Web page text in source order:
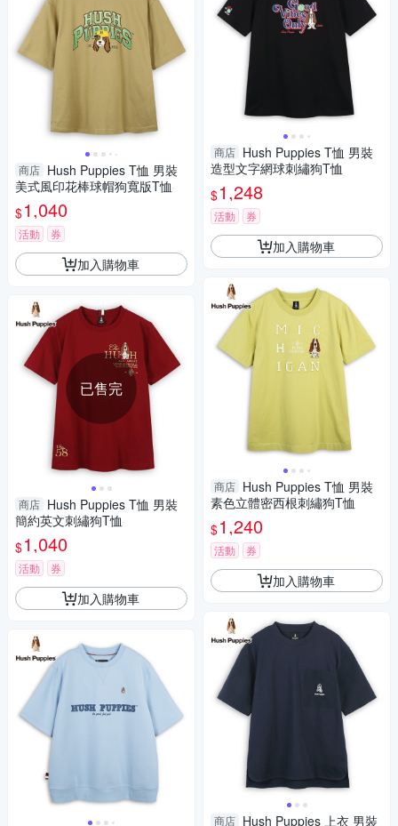
商店 Hush Puppies T恤 男裝
美式風印花棒球帽狗寬版T恤
$1,040
活動 券
加入購物車
已售完
商店 Hush Puppies T恤 男裝
簡約英文刺繡狗T恤
$1,040
活動 券
加入購物車
商店 Hush Puppies T恤 男裝
造型文字網球刺繡狗T恤
$1,248
活動 券
加入購物車
商店 Hush Puppies T恤 男裝
素色立體密西根刺繡狗T恤
$1,240
活動 券
加入購物車
商店 Hush Puppies 上衣 男裝